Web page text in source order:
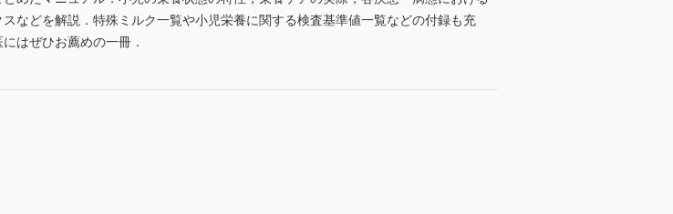
などを解説．特殊ミルク一覧や小児栄養に関する検査基準値一覧などの付録も充
はぜひお薦めの一冊．